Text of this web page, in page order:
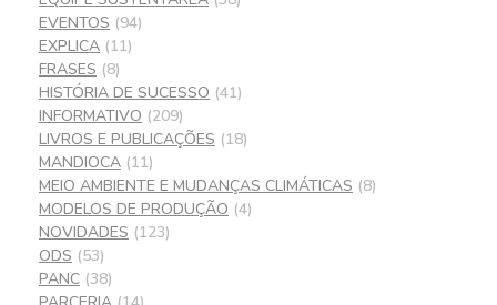
EVENTOS (94)
EXPLICA (11)
FRASES (8)
HISTÓRIA DE SUCESSO (41)
INFORMATIVO (209)
LIVROS E PUBLICAÇÕES (18)
MANDIOCA (11)
MEIO AMBIENTE E MUDANÇAS CLIMÁTICAS (8)
MODELOS DE PRODUÇÃO (4)
NOVIDADES (123)
ODS (53)
PANC (38)